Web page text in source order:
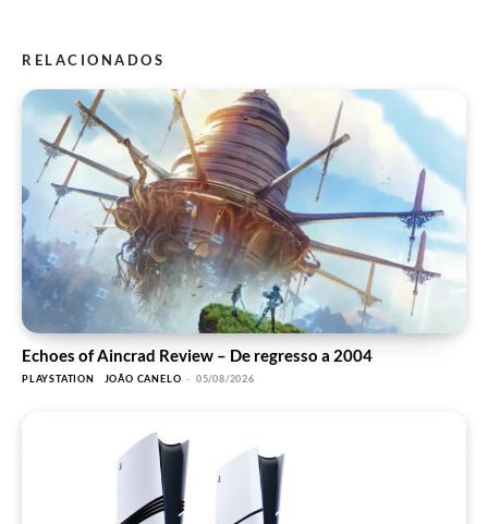
RELACIONADOS
Echoes of Aincrad Review – De regresso a 2004
PLAYSTATION JOÃO CANELO - 05/08/2026